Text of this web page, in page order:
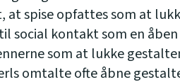
at spise opfattes som at
social kontakt som en
som at lukke
omtalte ofte åbne